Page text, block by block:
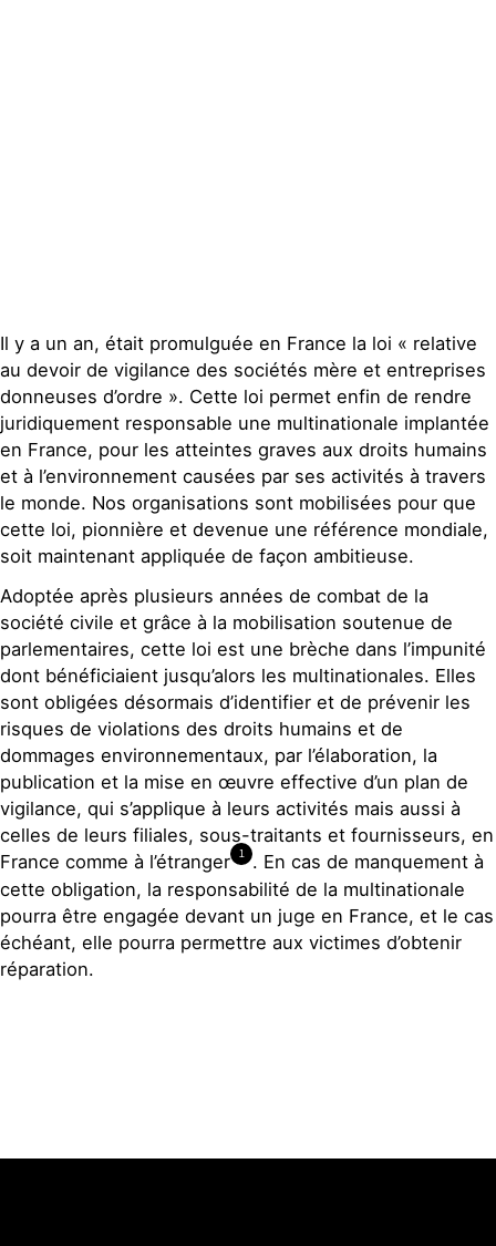
Il y a un an, était promulguée en France la loi « relative
au devoir de vigilance des sociétés mère et entreprises
donneuses d’ordre ». Cette loi permet enfin de rendre
juridiquement responsable une multinationale implantée
en France, pour les atteintes graves aux droits humains
et à l’environnement causées par ses activités à travers
le monde. Nos organisations sont mobilisées pour que
cette loi, pionnière et devenue une référence mondiale,
soit maintenant appliquée de façon ambitieuse.
Adoptée après plusieurs années de combat de la
société civile et grâce à la mobilisation soutenue de
parlementaires, cette loi est une brèche dans l’impunité
dont bénéficiaient jusqu’alors les multinationales. Elles
sont obligées désormais d’identifier et de prévenir les
risques de violations des droits humains et de
dommages environnementaux, par l’élaboration, la
publication et la mise en œuvre effective d’un plan de
vigilance, qui s’applique à leurs activités mais aussi à
celles de leurs filiales, sous-traitants et fournisseurs, en
France comme à l’étranger
1
. En cas de manquement à
cette obligation, la responsabilité de la multinationale
pourra être engagée devant un juge en France, et le cas
échéant, elle pourra permettre aux victimes d’obtenir
réparation.